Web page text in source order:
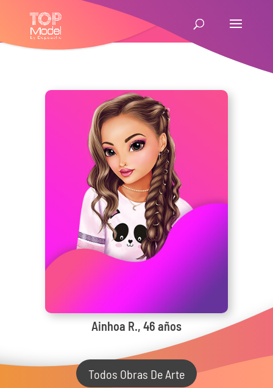
Ainhoa R., 46 años
Todos Obras De Arte